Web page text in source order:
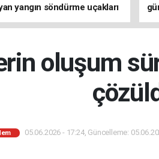
yangın söndürme uçakları
oluşum
05.06.2026 - 17:24, Güncelleme: